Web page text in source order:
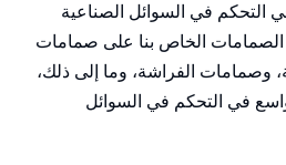
في السوائل الصناعية
الصمامات الخاص بنا على صمامات
وصمامات الفراشة، وما إلى ذلك،
في التحكم في السوائل